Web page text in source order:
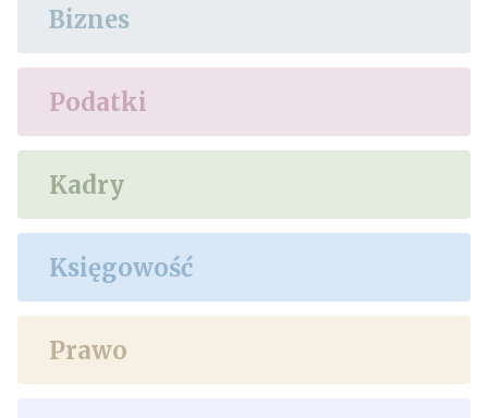
Biznes
Podatki
Kadry
Księgowość
Prawo